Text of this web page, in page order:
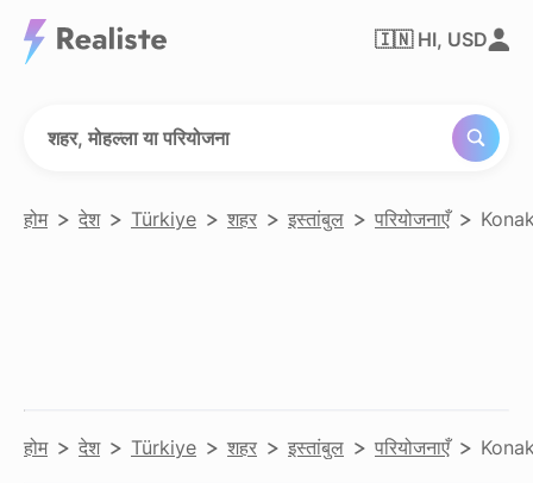
🇮🇳 HI, USD
शहर, मोहल्ला या परियोजना
होम देश Türkiye शहर इस्तांबुल परियोजनाएँ
होम देश Türkiye शहर इस्तांबुल परियोजनाएँ